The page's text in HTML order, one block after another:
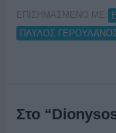
ΕΠΙΣΗΜΑΣΜΕΝΟ ΜΕ:
ΠΑΥΛΟΣ
Στο